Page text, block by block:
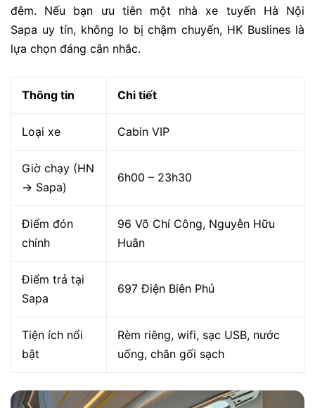
đêm. Nếu bạn ưu tiên một nhà xe tuyến Hà Nội
Sapa uy tín, không lo bị chậm chuyến, HK Buslines là
lựa chọn đáng cân nhắc.
Thông tin Chi tiết
Loại xe Cabin VIP
Giờ chạy (HN
→ Sapa)
6h00 – 23h30
Điểm đón
chính
96 Võ Chí Công, Nguyễn Hữu
Huân
Điểm trả tại
Sapa
697 Điện Biên Phủ
Tiện ích nổi
bật
Rèm riêng, wifi, sạc USB, nước
uống, chăn gối sạch